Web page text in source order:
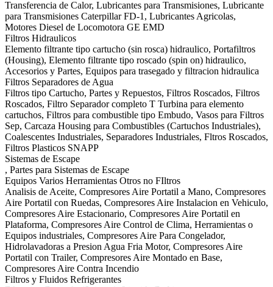
Transferencia de Calor, Lubricantes para Transmisiones, Lubricante
para Transmisiones Caterpillar FD-1, Lubricantes Agricolas,
Motores Diesel de Locomotora GE EMD
Filtros Hidraulicos
Elemento filtrante tipo cartucho (sin rosca) hidraulico, Portafiltros
(Housing), Elemento filtrante tipo roscado (spin on) hidraulico,
Accesorios y Partes, Equipos para trasegado y filtracion hidraulica
Filtros Separadores de Agua
Filtros tipo Cartucho, Partes y Repuestos, Filtros Roscados, Filtros
Roscados, Filtro Separador completo T Turbina para elemento
cartuchos, Filtros para combustible tipo Embudo, Vasos para Filtros
Sep, Carcaza Housing para Combustibles (Cartuchos Industriales),
Coalescentes Industriales, Separadores Industriales, Fltros Roscados,
Filtros Plasticos SNAPP
Sistemas de Escape
, Partes para Sistemas de Escape
Equipos Varios Herramientas Otros no FIltros
Analisis de Aceite, Compresores Aire Portatil a Mano, Compresores
Aire Portatil con Ruedas, Compresores Aire Instalacion en Vehiculo,
Compresores Aire Estacionario, Compresores Aire Portatil en
Plataforma, Compresores Aire Control de Clima, Herramientas o
Equipos industriales, Compresores Aire Para Congelador,
Hidrolavadoras a Presion Agua Fria Motor, Compresores Aire
Portatil con Trailer, Compresores Aire Montado en Base,
Compresores Aire Contra Incendio
Filtros y Fluidos Refrigerantes